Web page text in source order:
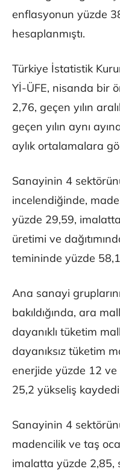
enflasyonun yüzde
hesaplanmıştı.
Türkiye İstatistik
Yİ-ÜFE, nisanda bir
2,76, geçen yılın
geçen yılın aynı
aylık ortalamalara
Sanayinin 4
incelendiğinde,
yüzde 29,59,
üretimi ve
temininde yüzde
Ana sanayi
bakıldığında, ara
dayanıklı tüketim
dayanıksız tüketim
enerjide yüzde 12
25,2 yükseliş
Sanayinin 4
madencilik ve taş
imalatta yüzde 2,85,